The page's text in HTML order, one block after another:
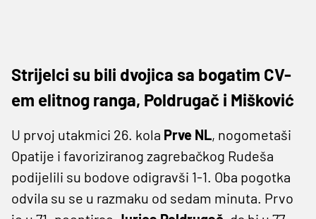
Strijelci su bili dvojica sa bogatim CV-
em elitnog ranga, Poldrugač i Mišković
U prvoj utakmici 26. kola Prve NL, nogometaši
Opatije i favoriziranog zagrebačkog Rudeša
podijelili su bodove odigravši 1-1. Oba pogotka
odvila su se u razmaku od sedam minuta. Prvo